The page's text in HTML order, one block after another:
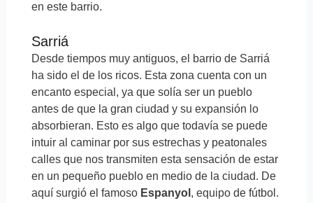
en este barrio.
Sarriá
Desde tiempos muy antiguos, el barrio de Sarriá
ha sido el de los ricos. Esta zona cuenta con un
encanto especial, ya que solía ser un pueblo
antes de que la gran ciudad y su expansión lo
absorbieran. Esto es algo que todavía se puede
intuir al caminar por sus estrechas y peatonales
calles que nos transmiten esta sensación de estar
en un pequeño pueblo en medio de la ciudad. De
aquí surgió el famoso Espanyol , equipo de fútbol.